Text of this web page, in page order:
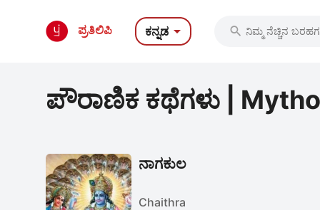
ಪ್ರತಿಲಿಪಿ ಕನ್ನಡ  
ಪೌರಾಣಿಕ ಕಥೆಗಳು |
ನಾಗಕುಲ
Chaithra